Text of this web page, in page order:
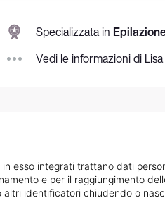
Specializzata in
Vedi le informazioni di Lisa
esso integrati trattano dati
e per il raggiungimento
altri identificatori chiudendo o